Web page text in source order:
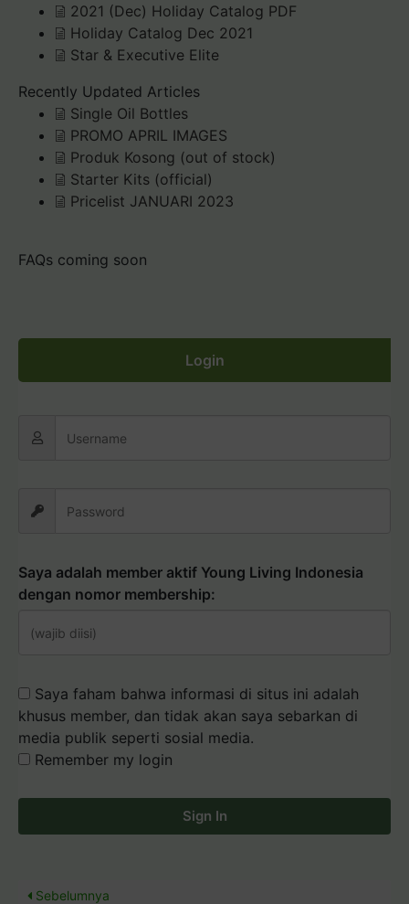
2021 (Dec) Holiday Catalog PDF
Holiday Catalog Dec 2021
Star & Executive Elite
Recently Updated Articles
Single Oil Bottles
PROMO APRIL IMAGES
Produk Kosong (out of stock)
Starter Kits (official)
Pricelist JANUARI 2023
FAQs coming soon
Login
Saya adalah member aktif Young Living Indonesia
dengan nomor membership:
Saya faham bahwa informasi di situs ini adalah
khusus member, dan tidak akan saya sebarkan di
media publik seperti sosial media.
Remember my login
Sign In
Sebelumnya